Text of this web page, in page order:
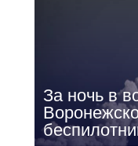
За ночь в